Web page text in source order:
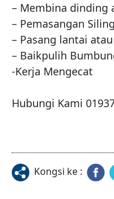
– Membina dinding
– Pemasangan
– Pasang lantai
– Baikpulih
-Kerja Mengecat
Hubungi Kami
Kongsi ke :